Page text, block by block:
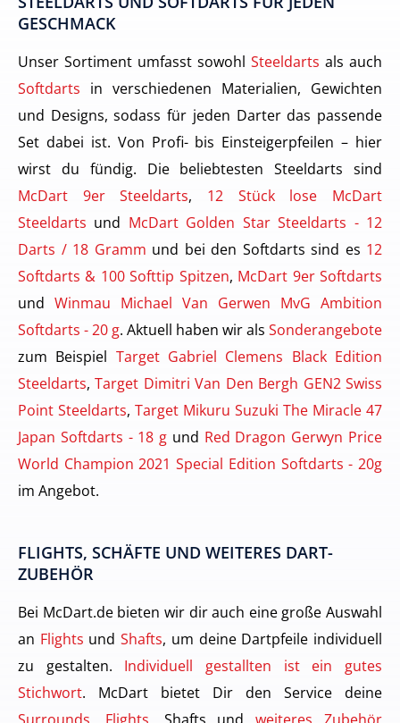
GESCHMACK
Unser Sortiment umfasst sowohl Steeldarts als auch
Softdarts in verschiedenen Materialien, Gewichten
und Designs, sodass für jeden Darter das passende
Set dabei ist. Von Profi- bis Einsteigerpfeilen – hier
wirst du fündig. Die beliebtesten Steeldarts sind
McDart 9er Steeldarts, 12 Stück lose McDart
Steeldarts und McDart Golden Star Steeldarts - 12
Darts / 18 Gramm und bei den Softdarts sind es 12
Softdarts & 100 Softtip Spitzen, McDart 9er Softdarts
und Winmau Michael Van Gerwen MvG Ambition
Softdarts - 20 g. Aktuell haben wir als Sonderangebote
zum Beispiel Target Gabriel Clemens Black Edition
Steeldarts,Target Dimitri Van Den Bergh GEN2 Swiss
Point Steeldarts, Target Mikuru Suzuki The Miracle 47
Japan Softdarts - 18 g und Red Dragon Gerwyn Price
World Champion 2021 Special Edition Softdarts - 20g
im Angebot.
FLIGHTS, SCHÄFTE UND WEITERES DART-
ZUBEHÖR
Bei McDart.de bieten wir dir auch eine große Auswahl
an Flights undShafts, um deine Dartpfeile individuell
zu gestalten. Individuell gestallten ist ein gutes
Stichwort. McDart bietet Dir den Service deine
Surrounds
Flights , Shafts undweiteres Zubehör